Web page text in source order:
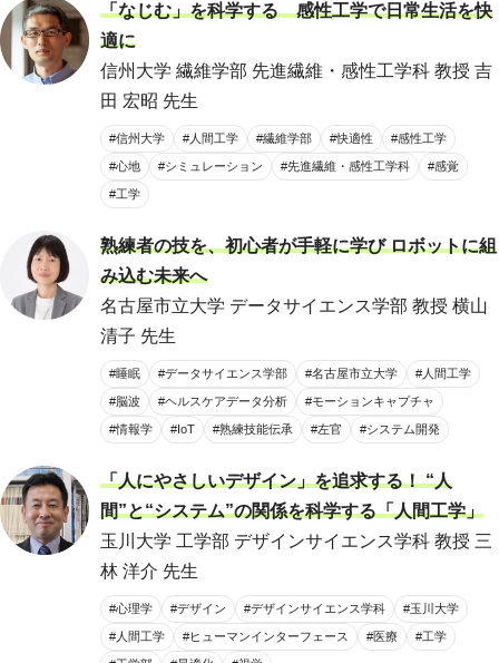
「なじむ」を科学する 感性工学で日常生活を快
適に
信州大学 繊維学部 先進繊維・感性工学科 教授 吉
田 宏昭 先生
#信州大学 #人間工学 #繊維学部 #快適性 #感性工学
#心地 #シミュレーション #先進繊維・感性工学科 #感覚
#工学
熟練者の技を、初心者が手軽に学び ロボットに組
み込む未来へ
名古屋市立大学 データサイエンス学部 教授 横山
清子 先生
#睡眠 #データサイエンス学部 #名古屋市立大学 #人間工学
#脳波 #ヘルスケアデータ分析 #モーションキャプチャ
#情報学 #IoT #熟練技能伝承 #左官 #システム開発
「人にやさしいデザイン」を追求する！ “人
間”と“システム”の関係を科学する「人間工学」
玉川大学 工学部 デザインサイエンス学科 教授 三
林 洋介 先生
#心理学 #デザイン #デザインサイエンス学科 #玉川大学
#人間工学 #ヒューマンインターフェース #医療 #工学